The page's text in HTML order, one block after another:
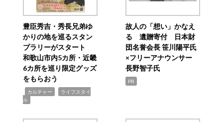
豊臣秀吉・秀長兄弟ゆ
かりの地を巡るスタン
プラリーがスタート
和歌山市内5カ所・近畿
6カ所を巡り限定グッズ
をもらおう
カルチャー
ライフスタイ
ル
故人の「想い」かなえ
る 遺贈寄付 日本財
団名誉会長 笹川陽平氏
×フリーアナウンサー
長野智子氏
PR